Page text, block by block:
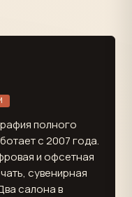
полного
с 2007 года.
и офсетная
сувенирная
салона в